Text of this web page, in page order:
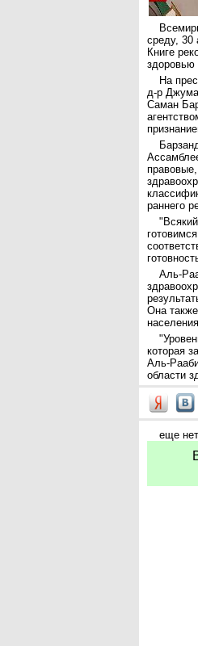
среду, 30
Книге
здоровью
На
д-р
Саман
раннего
Аль-
Она
которая
Аль-
области
еще